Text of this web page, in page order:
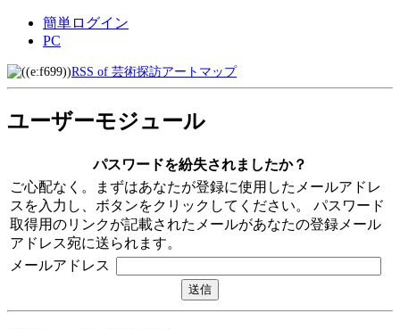
簡単ログイン
PC
RSS of 芸術探訪アートマップ
ユーザーモジュール
パスワードを紛失されましたか？
ご心配なく。まずはあなたが登録に使用したメールアドレ
スを入力し、ボタンをクリックしてください。 パスワード
取得用のリンクが記載されたメールがあなたの登録メール
アドレス宛に送られます。
メールアドレス